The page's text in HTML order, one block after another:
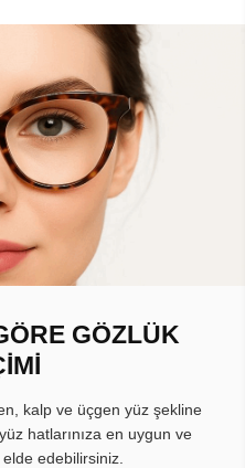
GÖZLÜK
kalp ve üçgen yüz şekline
hatlarınıza en uygun ve
edebilirsiniz.